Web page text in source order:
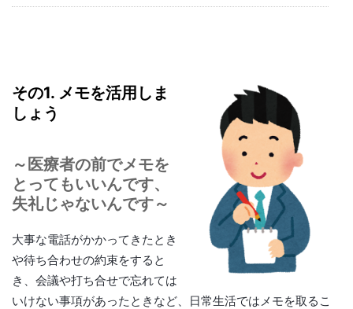
その1. メモを活用しま
しょう
～医療者の前でメモを
とってもいいんです、
失礼じゃないんです～
大事な電話がかかってきたとき
や待ち合わせの約束をすると
き、会議や打ち合せで忘れては
いけない事項があったときなど、日常生活ではメモを取るこ